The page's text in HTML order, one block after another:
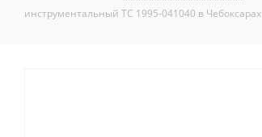
инструментальный ТС 1995-041040 в Чебоксарах